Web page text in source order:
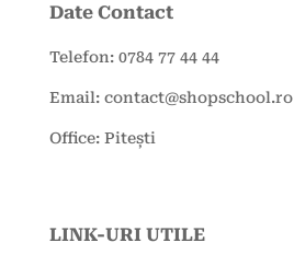
Date Contact
Telefon: 0784 77 44 44
Email: contact@shopschool.ro
Office: Pitești
LINK-URI UTILE